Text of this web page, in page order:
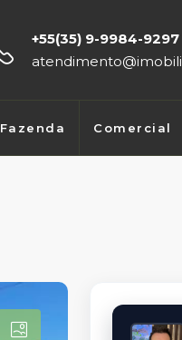
+55(35) 9-9984-9297
Fazenda Comercial